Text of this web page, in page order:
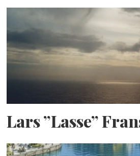
Lars ”Lasse”